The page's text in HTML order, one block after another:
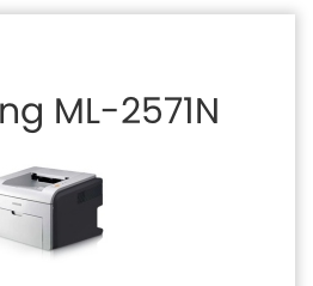
ML-2571N